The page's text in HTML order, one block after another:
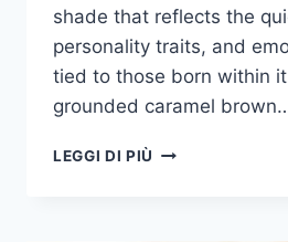
shade that reflects the
personality traits, and
tied to those born within
grounded caramel
LEGGI DI PIÙ